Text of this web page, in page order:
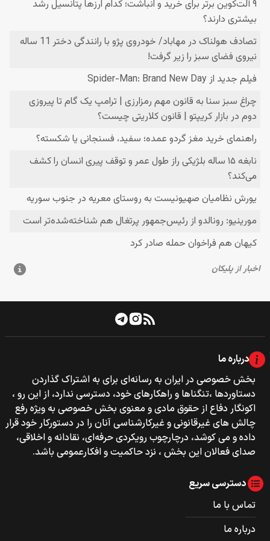
درباره ما
بخش خصوصی‌‌ در ایران به رسانه‌ای برای به اشتراک گذاردن
دستاوردها ،تنگناها و راهکارهای خود، دسترسی ندارد، از این رو ،
اکونگار دفاع از حقوق مادی و معنوی بخش خصوصی به ویژه رفع
چالش های غیرقانونی و غیرکارشناسی آنان را در دستورکار خود قرار
داده و می کوشد، درچارچوب رویکردی حرفه‌ای، نقادانه و اخلاقی،
صدای فعالان این بخش ، نزد حاکمیت و افکارعمومی باشد.
دسترسی سریع
تماس با ما
درباره ما